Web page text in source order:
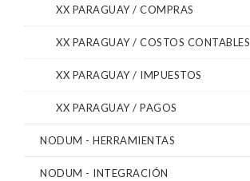
XX PARAGUAY / COMPRAS
XX PARAGUAY / COSTOS CONTABLES
XX PARAGUAY / IMPUESTOS
XX PARAGUAY / PAGOS
NODUM - HERRAMIENTAS
NODUM - INTEGRACIÓN